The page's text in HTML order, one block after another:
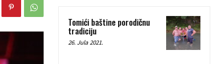
Tomići baštine porodičnu
tradiciju
26. Jula 2021.